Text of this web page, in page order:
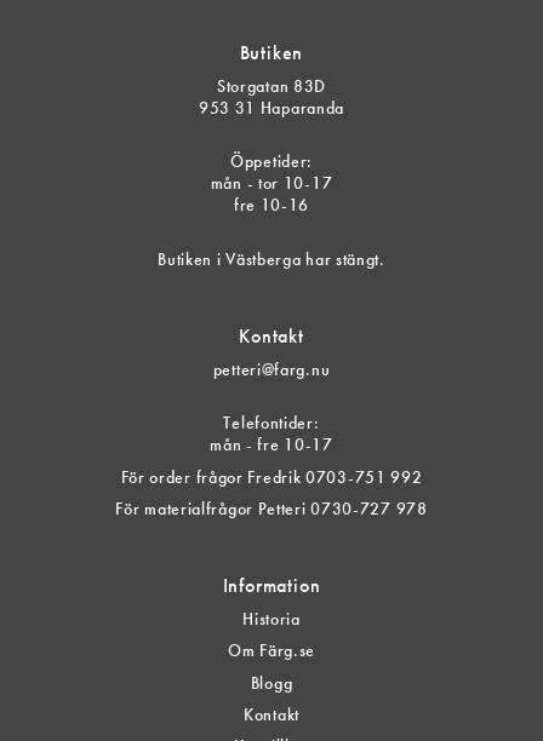
Butiken
Storgatan 83D
953 31 Haparanda
Öppetider:
mån - tor 10-17
fre 10-16
Butiken i Västberga har stängt.
Kontakt
petteri@farg.nu
Telefontider:
mån - fre 10-17
För order frågor Fredrik 0703-751 992
För materialfrågor Petteri 0730-727 978
Information
Historia
Om Färg.se
Blogg
Kontakt